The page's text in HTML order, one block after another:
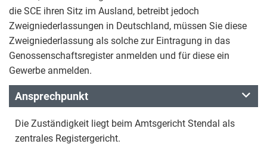
die SCE ihren Sitz im Ausland, betreibt jedoch
Zweigniederlassungen in Deutschland, müssen Sie diese
Zweigniederlassung als solche zur Eintragung in das
Genossenschaftsregister anmelden und für diese ein
Gewerbe anmelden.
Ansprechpunkt
Die Zuständigkeit liegt beim Amtsgericht Stendal als
zentrales Registergericht.